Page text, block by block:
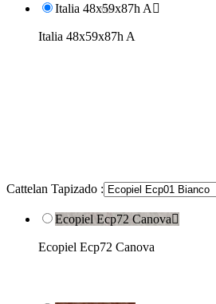
Italia 48x59x87h A 
Italia 48x59x87h A
Cattelan Tapizado :
Ecopiel Ecp72 Canova
Ecopiel Ecp72 Canova